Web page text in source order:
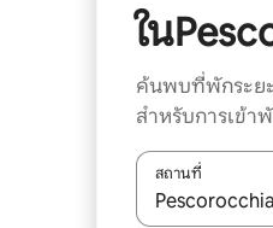
ใน
ค้นพบที่พักระย
สำหรับการเข้า
สถานที่
ใช้ลูกศรขึ้นลง